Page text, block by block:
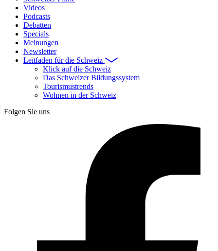
Videos
Podcasts
Debatten
Specials
Meinungen
Newsletter
Leitfaden für die Schweiz
Klick auf die Schweiz
Das Schweizer Bildungssystem
Tourismustrends
Wohnen in der Schweiz
Folgen Sie uns